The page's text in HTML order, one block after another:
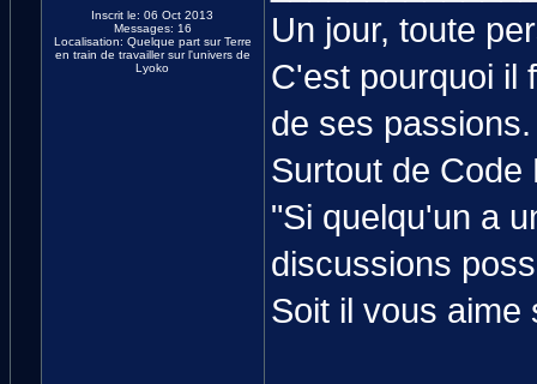
Inscrit le: 06 Oct 2013
Messages: 16
Localisation: Quelque part sur Terre
en train de travailler sur l'univers de
Lyoko
Un jour, toute
C'est pourquoi il
de ses passions.
Surtout de Code
"Si quelqu'un a
discussions
Soit il vous aime